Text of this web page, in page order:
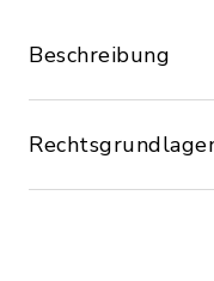
Beschreibung